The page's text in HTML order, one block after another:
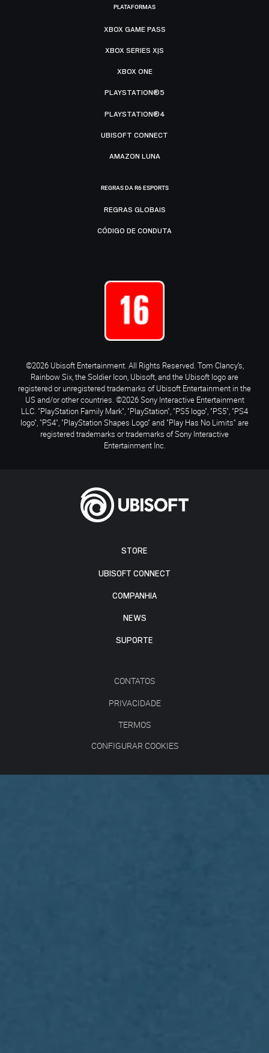
STORE
UBISOFT CONNECT
COMPANHIA
NEWS
SUPORTE
CONTATOS
PRIVACIDADE
TERMOS
CONFIGURAR COOKIES
PLATAFORMAS
XBOX GAME PASS
XBOX SERIES X|S
XBOX ONE
PLAYSTATION®5
PLAYSTATION®4
UBISOFT CONNECT
AMAZON LUNA
REGRAS DA R6 ESPORTS
REGRAS GLOBAIS
CÓDIGO DE CONDUTA
©2026 Ubisoft Entertainment. All Rights Reserved. Tom Clancy’s,
Rainbow Six, the Soldier Icon, Ubisoft, and the Ubisoft logo are
registered or unregistered trademarks of Ubisoft Entertainment in the
US and/or other countries. ©2026 Sony Interactive Entertainment
LLC. "PlayStation Family Mark", "PlayStation", "PS5 logo", "PS5", "PS4
logo", "PS4", "PlayStation Shapes Logo" and "Play Has No Limits" are
registered trademarks or trademarks of Sony Interactive
Entertainment Inc.